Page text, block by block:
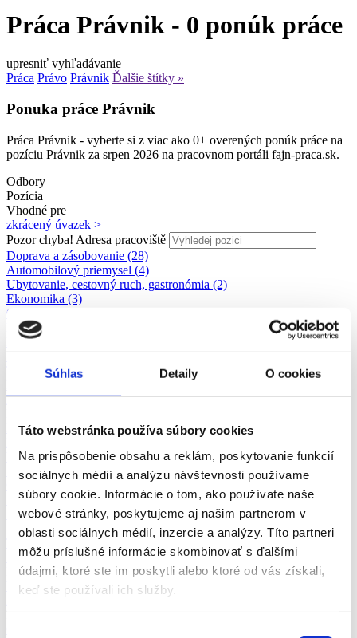
Súhlas Detaily O cookies
Táto webstránka používa súbory cookies
Na prispôsobenie obsahu a reklám, poskytovanie funkcií
sociálnych médií a analýzu návštevnosti používame
súbory cookie. Informácie o tom, ako používate naše
webové stránky, poskytujeme aj našim partnerom v
oblasti sociálnych médií, inzercie a analýzy. Títo partneri
môžu príslušné informácie skombinovať s ďalšími
údajmi, ktoré ste im poskytli alebo ktoré od vás získali,
keď ste používali ich služby.
Práca Právnik - 0 ponúk práce
upresniť vyhľadávanie
Práca Právo Právnik Ďalšie štítky »
Ponuka práce Právnik
Práca Právnik - vyberte si z viac ako 0+ overených ponúk práce na
pozíciu Právnik za srpen 2026 na pracovnom portáli fajn-praca.sk.
Odbory
Pozícia
Vhodné pre
zkrácený úvazek >
Pozor chyba! Adresa pracoviště
Doprava a zásobovanie (28)
Automobilový priemysel (4)
Ubytovanie, cestovný ruch, gastronómia (2)
Ekonomika (3)
Chémia a potravinárstvo (3)
Marketing, reklama a médiá (1)
Remeselné a pomocné práce (10)
Strojárstvo (8)
Technika, elektrotechnika, energetika (4)
Administratíva (3)
Management (5)
Výroba a priemysel (70)
Informačné technológie (3)
Obchod a predaj (59)
Stavebníctvo a reality (18)
Výchova a vzdelávanie (1)
Služby (2)
Tvorivá práca a kultúra
Personalistika
Právo
Veda a výskum
Zdravotníctvo a farmácia
Poľnohospodárstvo a lesníctvo